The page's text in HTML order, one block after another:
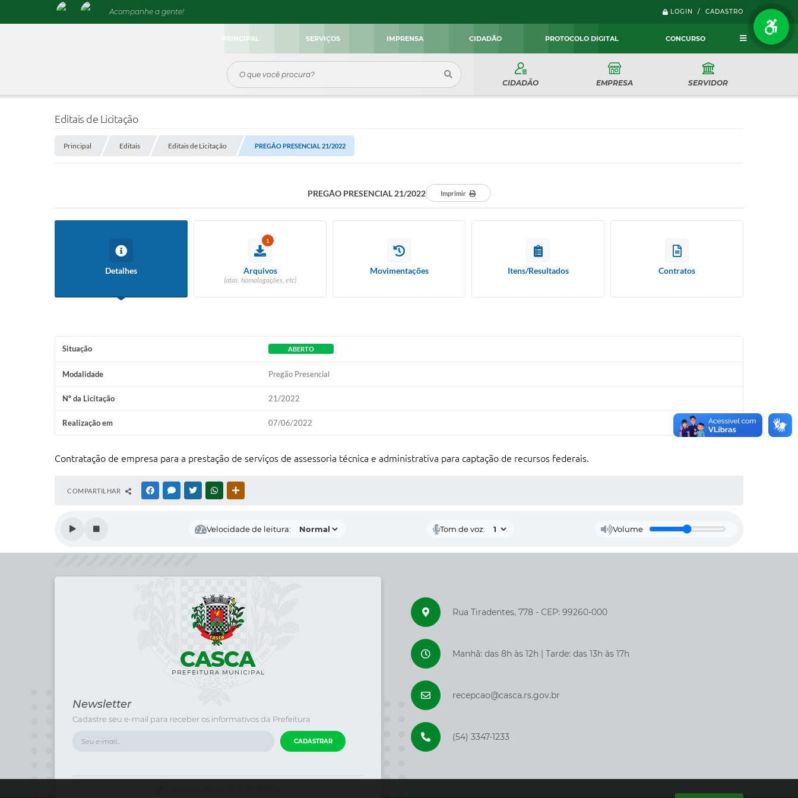
LOGIN / CADASTRO
Acompanhe a gente!
PRINCIPAL SERVIÇOS IMPRENSA CIDADÃO PROTOCOLO DIGITAL CONCURSO
CIDADÃO EMPRESA SERVIDOR
Editais de Licitação
Principal Editais Editais de Licitação PREGÃO PRESENCIAL 21/2022
PREGÃO PRESENCIAL 21/2022 Imprimir
Detalhes
1
Arquivos
(atas, homologações, etc)
Movimentações Itens/Resultados Contratos
Situação ABERTO
Modalidade Pregão Presencial
Nº da Licitação 21/2022
Realização em 07/06/2022
Contratação de empresa para a prestação de serviços de assessoria técnica e administrativa para captação de recursos federais.
COMPARTILHAR FACEBOOKMESSENGER
TWITTERWHATSAPP
Velocidade de leitura: Tom de voz: Volume
Newsletter
Cadastre seu e-mail para receber os informativos da Prefeitura
CADASTRAR
Rua Tiradentes, 778 - CEP: 99260-000
Manhã: das 8h às 12h | Tarde: das 13h às 17h
recepcao@casca.rs.gov.br
(54) 3347-1233